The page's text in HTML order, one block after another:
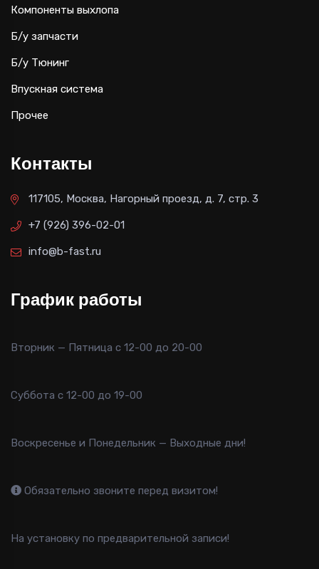
Компоненты выхлопа
Б/у запчасти
Б/у Тюнинг
Впускная система
Прочее
Контакты
117105, Москва, Нагорный проезд, д. 7, стр. 3
+7 (926) 396-02-01
info@b-fast.ru
График работы
Вторник — Пятница с 12-00 до 20-00
Суббота с 12-00 до 19-00
Воскресенье и Понедельник — Выходные дни!
Обязательно звоните перед визитом!
На установку по предварительной записи!